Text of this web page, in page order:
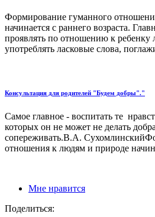
Формирование гуманного
начинается с раннего возраста.
проявлять по отношению к ребенку
употреблять ласковые слова,
Консультация для родителей "Будем добры"."
Самое главное - воспитать те
которых он не может не делать
сопереживать.В.А.
отношения к людям и природе
Мне нравится
Поделиться: